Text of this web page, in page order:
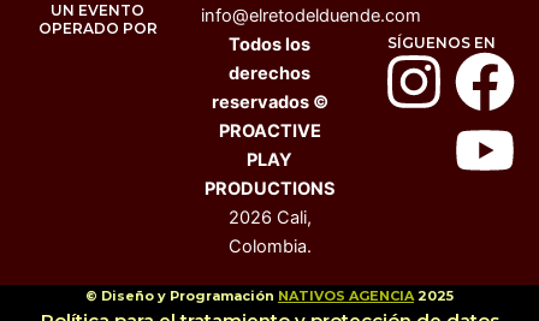
UN EVENTO
OPERADO POR
info@elretodelduende.com
Todos los
derechos
reservados ©
PROACTIVE
PLAY
PRODUCTIONS
2026 Cali,
Colombia.
SÍGUENOS EN
I
F
a
Y
o
© Diseño y Programación NATIVOS AGENCIA2025